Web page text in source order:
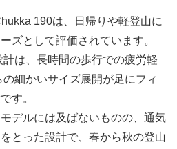
190は、日帰りや軽登山に
ズとして評価されています。
は、長時間の歩行での疲労軽
細かいサイズ展開が足にフィ
す。
デルには及ばないものの、通気
とった設計で、春から秋の登山